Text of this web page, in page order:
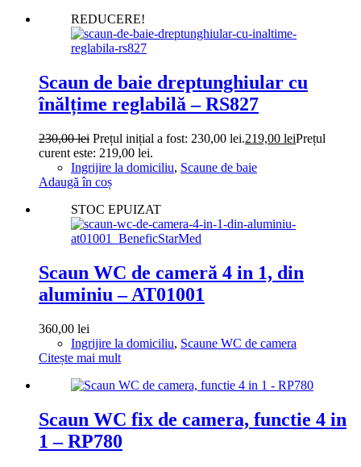
REDUCERE!
Scaun de baie dreptunghiular cu
înălțime reglabilă – RS827
230,00lei Prețul inițial a fost: 230,00 lei.219,00 leiPrețul
curent este: 219,00 lei.
Ingrijire la domiciliu, Scaune de baie
Adaugă în coș
STOC EPUIZAT
Scaun WC de cameră 4 in 1, din
aluminiu – AT01001
360,00 lei
Ingrijire la domiciliu, Scaune WC de camera
Citește mai mult
Scaun WC fix de camera, functie 4 in
1 – RP780